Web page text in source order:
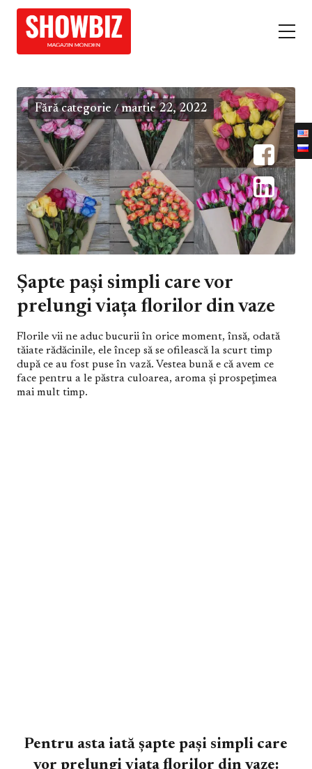
Fără categorie /martie 22, 2022
Șapte pași simpli care vor
prelungi viața florilor din vaze
Florile vii ne aduc bucurii în orice moment, însă, odată
tăiate rădăcinile, ele încep să se ofilească la scurt timp
după ce au fost puse în vază. Vestea bună e că avem ce
face pentru a le păstra culoarea, aroma şi prospeţimea
mai mult timp.
Pentru asta iată șapte pași simpli care
vor prelungi viața florilor din vaze: